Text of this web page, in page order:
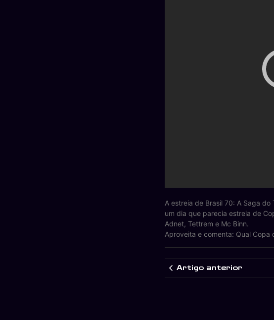
A estreia de Brasil 70: A Saga
um dia que parecia estreia de
Adnet, Tettrem e Mc Binn.
Aproveita e comenta: Qual Copa
Artigo anterior